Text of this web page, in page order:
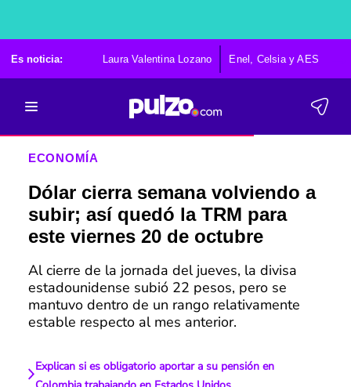
Es noticia: Laura Valentina Lozano Enel, Celsia y AES
ECONOMÍA
Dólar cierra semana volviendo a
subir; así quedó la TRM para
este viernes 20 de octubre
Al cierre de la jornada del jueves, la divisa
estadounidense subió 22 pesos, pero se
mantuvo dentro de un rango relativamente
estable respecto al mes anterior.
Explican si es obligatorio aportar a su pensión en